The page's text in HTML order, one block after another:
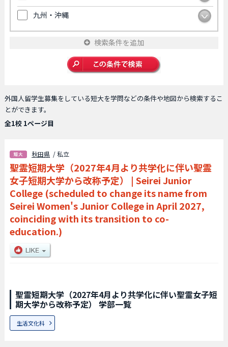
九州・沖縄
検索条件を追加
外国人留学生募集をしている短大を学問などの条件や地図から検索するこ
とができます。
全1校 1ページ目
秋田県 / 私立
聖霊短期大学（2027年4月より共学化に伴い聖霊
女子短期大学から改称予定）
| Seirei Junior
College (scheduled to change its name from
Seirei Women's Junior College in April 2027,
coinciding with its transition to co-
education.)
聖霊短期大学（2027年4月より共学化に伴い聖霊女子短
期大学から改称予定） 学部一覧
生活文化科